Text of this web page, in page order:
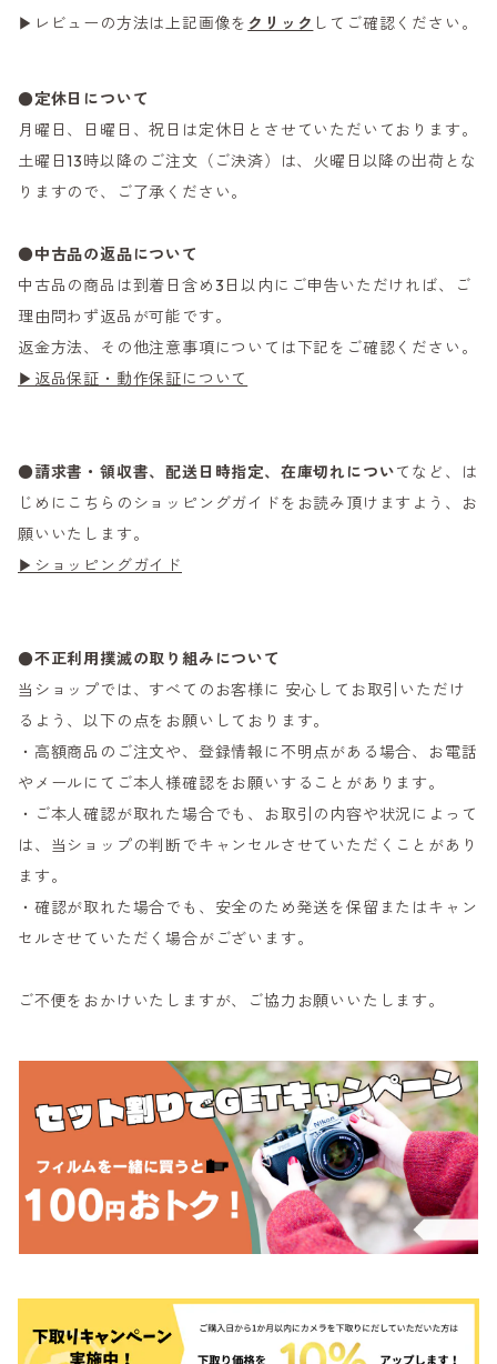
▶レビューの方法は上記画像を クリック してご確認ください。
●定休日について
月曜日、日曜日、祝日は定休日とさせていただいております。
土曜日13時以降のご注文（ご決済）は、火曜日以降の出荷とな
りますので、ご了承ください。
●中古品の返品について
中古品の商品は到着日含め3日以内にご申告いただければ、ご
理由問わず返品が可能です。
返金方法、その他注意事項については下記をご確認ください。
▶返品保証・動作保証について
●請求書・領収書、配送日時指定、在庫切れについてなど、は
じめにこちらのショッピングガイドをお読み頂けますよう、お
願いいたします。
▶ショッピングガイド
●不正利用撲滅の取り組みについて
当ショップでは、すべてのお客様に 安心してお取引いただけ
るよう、以下の点をお願いしております。
・高額商品のご注文や、登録情報に不明点がある場合、お電話
やメールにてご本人様確認をお願いすることがあります。
・ご本人確認が取れた場合でも、お取引の内容や状況によって
は、当ショップの判断でキャンセルさせていただくことがあり
ます。
・確認が取れた場合でも、安全のため発送を保留またはキャン
セルさせていただく場合がございます。
ご不便をおかけいたしますが、ご協力お願いいたします。